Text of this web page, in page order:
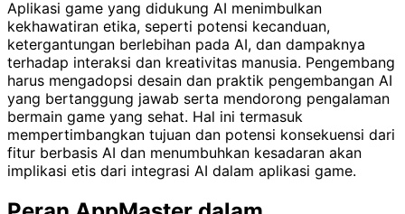
Aplikasi game yang didukung AI menimbulkan
kekhawatiran etika, seperti potensi kecanduan,
ketergantungan berlebihan pada AI, dan dampaknya
terhadap interaksi dan kreativitas manusia. Pengembang
harus mengadopsi desain dan praktik pengembangan AI
yang bertanggung jawab serta mendorong pengalaman
bermain game yang sehat. Hal ini termasuk
mempertimbangkan tujuan dan potensi konsekuensi dari
fitur berbasis AI dan menumbuhkan kesadaran akan
implikasi etis dari integrasi AI dalam aplikasi game.